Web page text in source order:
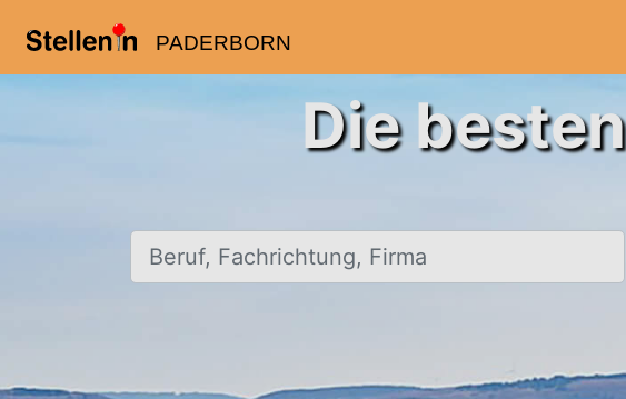
PADERBORN
Die
Beruf, Fachrichtung, Firma